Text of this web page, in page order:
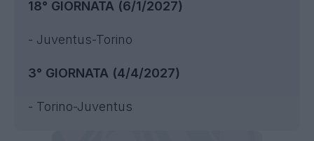
18° GIORNATA (6/1/2027)
- Juventus-Torino
3° GIORNATA (4/4/2027)
- Torino-Juventus